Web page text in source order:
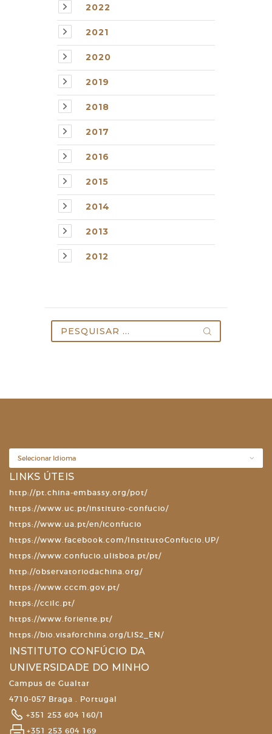
2022
2021
2020
2019
2018
2017
2016
2015
2014
2013
2012
por:
LINKS ÚTEIS
http://pt.china-embassy.org/pot/
https://www.uc.pt/instituto-confucio/
https://www.ua.pt/en/iconfucio
https://www.facebook.com/InstitutoConfucio.UP/
https://www.confucio.ulisboa.pt/pt/
http://observatoriodachina.org/
https://www.cccm.gov.pt/
https://ccilc.pt/
https://www.foriente.pt/
https://bio.visaforchina.org/LIS2_EN/
INSTITUTO CONFÚCIO DA
UNIVERSIDADE DO MINHO
Campus de Gualtar
4710-057 Braga . Portugal
+351 253 604 160/1
+351 253 604 169